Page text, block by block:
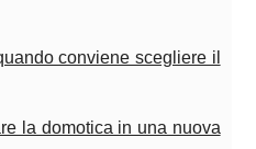
conviene scegliere il
la domotica in una nuova